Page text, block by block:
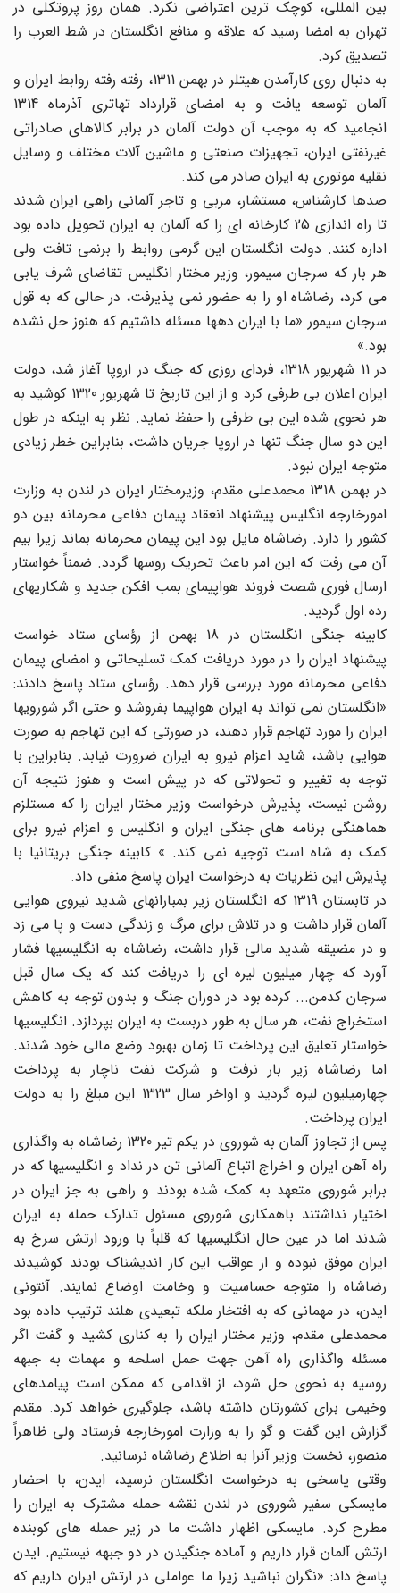
بین المللی، کوچک ترین اعتراضی نکرد. همان روز پروتکلی در
تهران به امضا رسید که علاقه و منافع انگلستان در شط العرب را
تصدیق کرد.
به دنبال روی کارآمدن هیتلر در بهمن 1311، رفته رفته روابط ایران و
آلمان توسعه یافت و به امضای قرارداد تهاتری آذرماه 1314
انجامید که به موجب آن دولت آلمان در برابر کالاهای صادراتی
غیرنفتی ایران، تجهیزات صنعتی و ماشین آلات مختلف و وسایل
نقلیه موتوری به ایران صادر می کند.
صدها کارشناس، مستشار، مربی و تاجر آلمانی راهی ایران شدند
تا راه اندازی 25 کارخانه ای را که آلمان به ایران تحویل داده بود
اداره کنند. دولت انگلستان این گرمی روابط را برنمی تافت ولی
هر بار که سرجان سیمور، وزیر مختار انگلیس تقاضای شرف یابی
می کرد، رضاشاه او را به حضور نمی پذیرفت، در حالی که به قول
سرجان سیمور «ما با ایران دهها مسئله داشتیم که هنوز حل نشده
بود.»
در 11 شهریور 1318، فردای روزی که جنگ در اروپا آغاز شد، دولت
ایران اعلان بی طرفی کرد و از این تاریخ تا شهریور 1320 کوشید به
هر نحوی شده این بی طرفی را حفظ نماید. نظر به اینکه در طول
این دو سال جنگ تنها در اروپا جریان داشت، بنابراین خطر زیادی
متوجه ایران نبود.
در بهمن 1318 محمدعلی مقدم، وزیرمختار ایران در لندن به وزارت
امورخارجه انگلیس پیشنهاد انعقاد پیمان دفاعی محرمانه بین دو
کشور را دارد. رضاشاه مایل بود این پیمان محرمانه بماند زیرا بیم
آن می رفت که این امر باعث تحریک روسها گردد. ضمناً خواستار
ارسال فوری شصت فروند هواپیمای بمب افکن جدید و شکاریهای
رده اول گردید.
کابینه جنگی انگلستان در 18 بهمن از رؤسای ستاد خواست
پیشنهاد ایران را در مورد دریافت کمک تسلیحاتی و امضای پیمان
دفاعی محرمانه مورد بررسی قرار دهد. رؤسای ستاد پاسخ دادند:
«انگلستان نمی تواند به ایران هواپیما بفروشد و حتی اگر شورویها
ایران را مورد تهاجم قرار دهند، در صورتی که این تهاجم به صورت
هوایی باشد، شاید اعزام نیرو به ایران ضرورت نیابد. بنابراین با
توجه به تغییر و تحولاتی که در پیش است و هنوز نتیجه آن
روشن نیست، پذیرش درخواست وزیر مختار ایران را که مستلزم
هماهنگی برنامه های جنگی ایران و انگلیس و اعزام نیرو برای
کمک به شاه است توجیه نمی کند. » کابینه جنگی بریتانیا با
پذیرش این نظریات به درخواست ایران پاسخ منفی داد.
در تابستان 1319 که انگلستان زیر بمبارانهای شدید نیروی هوایی
آلمان قرار داشت و در تلاش برای مرگ و زندگی دست و پا می زد
و در مضیقه شدید مالی قرار داشت، رضاشاه به انگلیسیها فشار
آورد که چهار میلیون لیره ای را دریافت کند که یک سال قبل
سرجان کدمن... کرده بود در دوران جنگ و بدون توجه به کاهش
استخراج نفت، هر سال به طور دربست به ایران بپردازد. انگلیسیها
خواستار تعلیق این پرداخت تا زمان بهبود وضع مالی خود شدند.
اما رضاشاه زیر بار نرفت و شرکت نفت ناچار به پرداخت
چهارمیلیون لیره گردید و اواخر سال 1323 این مبلغ را به دولت
ایران پرداخت.
پس از تجاوز آلمان به شوروی در یکم تیر 1320 رضاشاه به واگذاری
راه آهن ایران و اخراج اتباع آلمانی تن در نداد و انگلیسیها که در
برابر شوروی متعهد به کمک شده بودند و راهی به جز ایران در
اختیار نداشتند باهمکاری شوروی مسئول تدارک حمله به ایران
شدند اما در عین حال انگلیسیها که قلباً با ورود ارتش سرخ به
ایران موفق نبوده و از عواقب این کار اندیشناک بودند کوشیدند
رضاشاه را متوجه حساسیت و وخامت اوضاع نمایند. آنتونی
ایدن، در مهمانی که به افتخار ملکه تبعیدی هلند ترتیب داده بود
محمدعلی مقدم، وزیر مختار ایران را به کناری کشید و گفت اگر
مسئله واگذاری راه آهن جهت حمل اسلحه و مهمات به جبهه
روسیه به نحوی حل شود، از اقدامی که ممکن است پیامدهای
وخیمی برای کشورتان داشته باشد، جلوگیری خواهد کرد. مقدم
گزارش این گفت و گو را به وزارت امورخارجه فرستاد ولی ظاهراً
منصور، نخست وزیر آنرا به اطلاع رضاشاه نرسانید.
وقتی پاسخی به درخواست انگلستان نرسید، ایدن، با احضار
مایسکی سفیر شوروی در لندن نقشه حمله مشترک به ایران را
مطرح کرد. مایسکی اظهار داشت ما در زیر حمله های کوبنده
ارتش آلمان قرار داریم و آماده جنگیدن در دو جبهه نیستیم. ایدن
پاسخ داد: «نگران نباشید زیرا ما عواملی در ارتش ایران داریم که